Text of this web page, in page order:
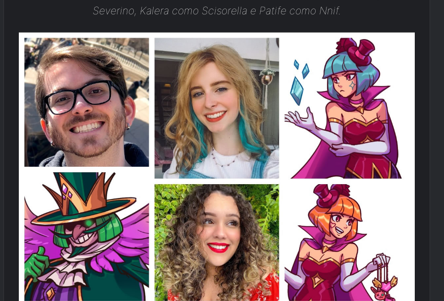
Severino, Kalera como Scisorella e Patife como Nnif.